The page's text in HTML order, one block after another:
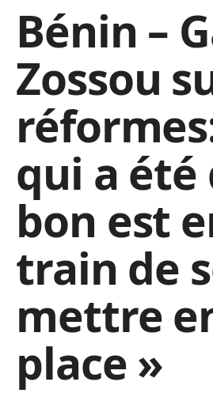
Bénin –
Zossou
qui a été
bon est
train de
mettre
place »